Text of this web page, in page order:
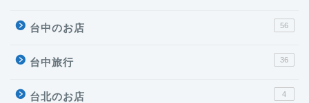
台中のお店 56
台中旅行 36
台北のお店 4